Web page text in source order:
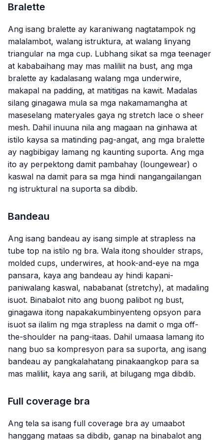
Bralette
Ang isang bralette ay karaniwang nagtatampok ng
malalambot, walang istruktura, at walang linyang
triangular na mga cup. Lubhang sikat sa mga teenager
at kababaihang may mas maliliit na bust, ang mga
bralette ay kadalasang walang mga underwire,
makapal na padding, at matitigas na kawit. Madalas
silang ginagawa mula sa mga nakamamangha at
maseselang materyales gaya ng stretch lace o sheer
mesh. Dahil inuuna nila ang magaan na ginhawa at
istilo kaysa sa matinding pag-angat, ang mga bralette
ay nagbibigay lamang ng kaunting suporta. Ang mga
ito ay perpektong damit pambahay (loungewear) o
kaswal na damit para sa mga hindi nangangailangan
ng istruktural na suporta sa dibdib.
Bandeau
Ang isang bandeau ay isang simple at strapless na
tube top na istilo ng bra. Wala itong shoulder straps,
molded cups, underwires, at hook-and-eye na mga
pansara, kaya ang bandeau ay hindi kapani-
paniwalang kaswal, nababanat (stretchy), at madaling
isuot. Binabalot nito ang buong palibot ng bust,
ginagawa itong napakakumbinyenteng opsyon para
isuot sa ilalim ng mga strapless na damit o mga off-
the-shoulder na pang-itaas. Dahil umaasa lamang ito
nang buo sa kompresyon para sa suporta, ang isang
bandeau ay pangkalahatang pinakaangkop para sa
mas maliliit, kaya ang sarili, at bilugang mga dibdib.
Full coverage bra
Ang tela sa isang full coverage bra ay umaabot
hanggang mataas sa dibdib, ganap na binabalot ang